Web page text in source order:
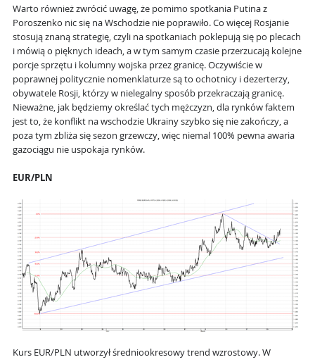
Warto również zwrócić uwagę, że pomimo spotkania Putina z
Poroszenko nic się na Wschodzie nie poprawiło. Co więcej Rosjanie
stosują znaną strategię, czyli na spotkaniach poklepują się po plecach
i mówią o pięknych ideach, a w tym samym czasie przerzucają kolejne
porcje sprzętu i kolumny wojska przez granicę. Oczywiście w
poprawnej politycznie nomenklaturze są to ochotnicy i dezerterzy,
obywatele Rosji, którzy w nielegalny sposób przekraczają granicę.
Nieważne, jak będziemy określać tych mężczyzn, dla rynków faktem
jest to, że konflikt na wschodzie Ukrainy szybko się nie zakończy, a
poza tym zbliża się sezon grzewczy, więc niemal 100% pewna awaria
gazociągu nie uspokaja rynków.
EUR/PLN
Kurs EUR/PLN utworzył średniookresowy trend wzrostowy. W